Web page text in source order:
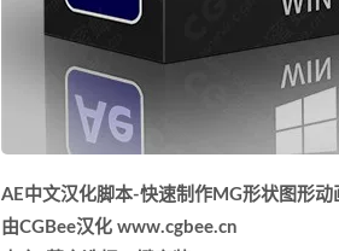
AE中文汉化脚本-快速制作MG形状图形
由CGBee汉化 www.cgbee.cn